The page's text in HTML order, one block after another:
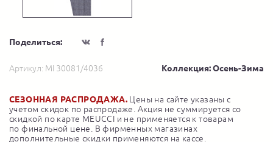
Поделиться:
Артикул: MI 30081/4036 Коллекция: Осень-Зима
СЕЗОННАЯ РАСПРОДАЖА. Цены на сайте указаны с
учетом скидок по распродаже. Акция не суммируется со
скидкой по карте MEUCCI и не применяется к товарам
по финальной цене. В фирменных магазинах
дополнительные скидки применяются на кассе.